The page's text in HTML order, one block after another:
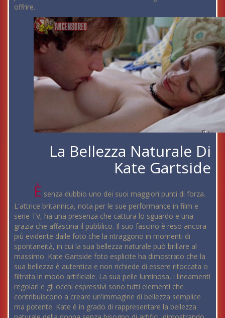
offrire.
La Bellezza Naturale Di
Kate Gartside
È senza dubbio uno dei suoi maggiori punti di forza.
L'attrice britannica, nota per le sue performance in film e
serie TV, ha una presenza che cattura lo sguardo e una
grazia che affascina il pubblico. Il suo fascino è reso ancora
più evidente dalle foto che la ritraggono in momenti di
spontaneità, in cui la sua bellezza naturale può brillare al
massimo. Kate Gartside foto esplicite ha dimostrato che la
sua bellezza è autentica e non richiede di essere ritoccata o
filtrata in modo artificiale. La sua pelle luminosa, i lineamenti
regolari e gli occhi espressivi sono tutti elementi che
contribuiscono a creare un'immagine di bellezza semplice
ma potente. Kate è in grado di rappresentare la bellezza